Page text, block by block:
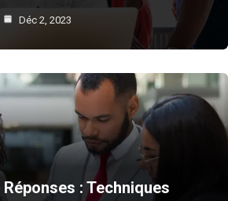
Déc 2, 2023
: Techniques